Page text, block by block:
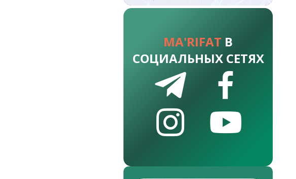
MA'RIFAT В
СОЦИАЛЬНЫХ СЕТЯХ